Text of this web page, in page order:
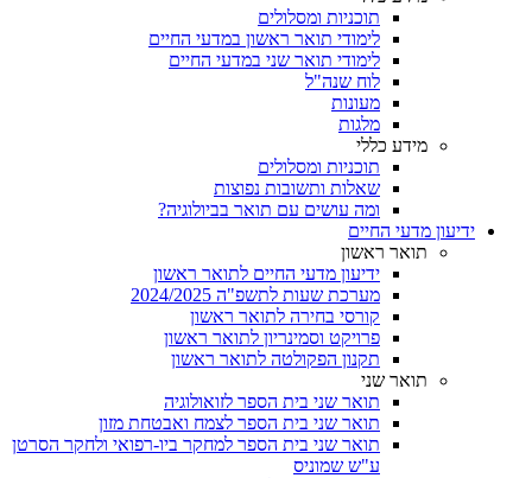
תוכניות ומסלולים
לימודי תואר ראשון במדעי החיים
לימודי תואר שני במדעי החיים
לוח שנה"ל
מעונות
מלגות
מידע כללי
תוכניות ומסלולים
שאלות ותשובות נפוצות
ומה עושים עם תואר בביולוגיה?
ידיעון מדעי החיים
תואר ראשון
ידיעון מדעי החיים לתואר ראשון
מערכת שעות לתשפ"ה 2024/2025
קורסי בחירה לתואר ראשון
פרויקט וסמינריון לתואר ראשון
תקנון הפקולטה לתואר ראשון
תואר שני
תואר שני בית הספר לזואולוגיה
תואר שני בית הספר לצמח ואבטחת מזון
תואר שני בית הספר למחקר ביו-רפואי ולחקר הסרטן
ע"ש שמוניס